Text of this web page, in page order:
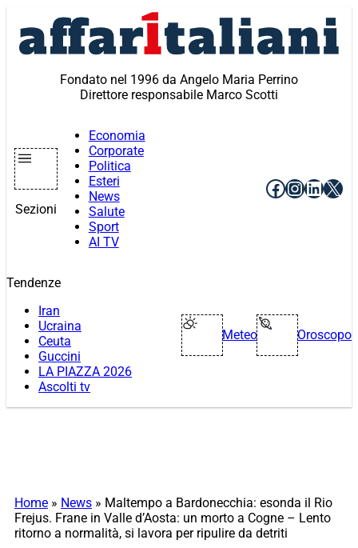
contenuto
Fondato nel 1996 da Angelo Maria Perrino
Direttore responsabile Marco Scotti
Sezioni
Economia
Corporate
Politica
Esteri
News
Salute
Sport
AI TV
Facebook
X
Tendenze
Iran
Ucraina
Ceuta
Guccini
LA PIAZZA 2026
Ascolti tv
Meteo Oroscopo
Home » News » Maltempo a Bardonecchia: esonda il Rio
Frejus. Frane in Valle d’Aosta: un morto a Cogne – Lento
ritorno a normalità, si lavora per ripulire da detriti